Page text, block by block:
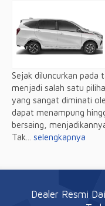
Sejak diluncurkan pada
menjadi salah satu
yang sangat diminati
dapat menampung
bersaing,
Tak... selengkapnya
Dealer Resmi